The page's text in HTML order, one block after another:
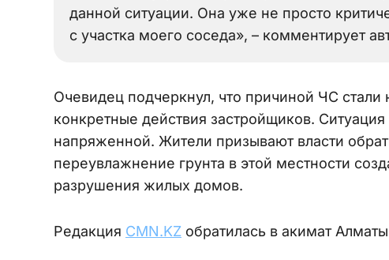
данной ситуации. Она уже не просто
с участка моего соседа», – комментирует
Очевидец подчеркнул, что причиной ЧС стали
конкретные действия застройщиков.
напряженной. Жители призывают власти
переувлажнение грунта в этой местности
разрушения жилых домов.
Редакция CMN.KZ обратилась в акимат